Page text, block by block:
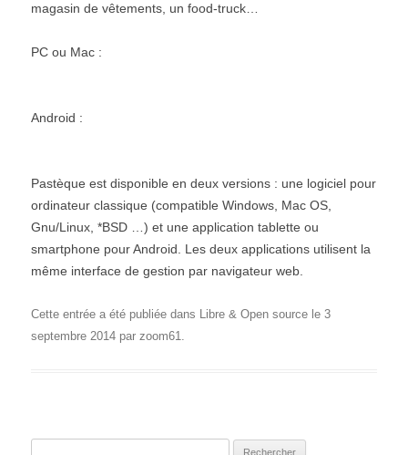
magasin de vêtements, un food-truck…
PC ou Mac :
Android :
Pastèque est disponible en deux versions : une logiciel pour
ordinateur classique (compatible Windows, Mac OS,
Gnu/Linux, *BSD …) et une application tablette ou
smartphone pour Android. Les deux applications utilisent la
même interface de gestion par navigateur web.
Cette entrée a été publiée dans Libre & Open source le 3
septembre 2014 par zoom61.